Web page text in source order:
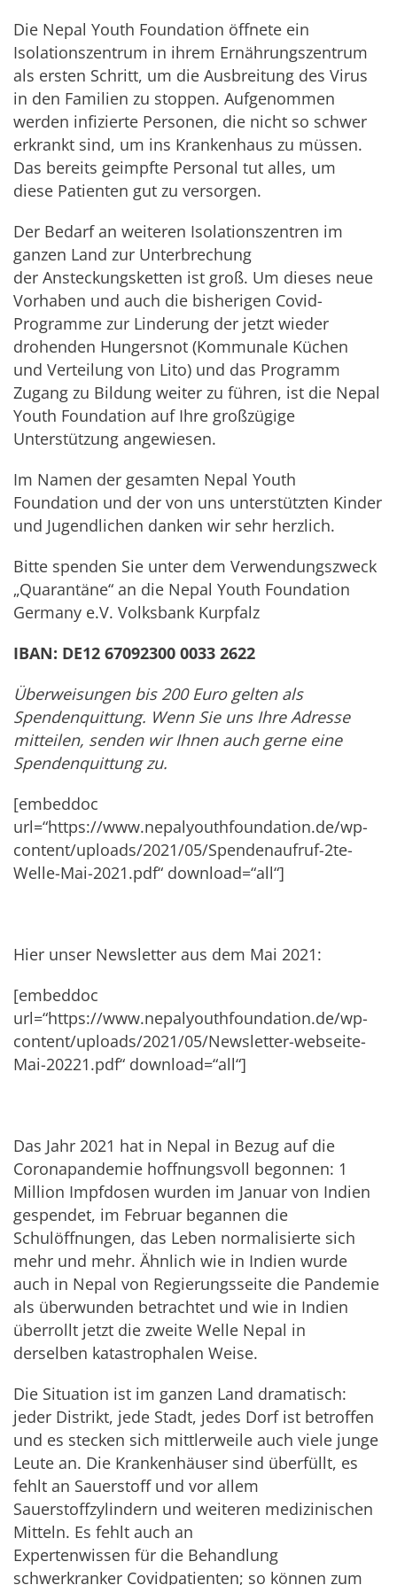
Die Nepal Youth Foundation öffnete ein
Isolationszentrum in ihrem Ernährungszentrum
als ersten Schritt, um die Ausbreitung des Virus
in den Familien zu stoppen. Aufgenommen
werden infizierte Personen, die nicht so schwer
erkrankt sind, um ins Krankenhaus zu müssen.
Das bereits geimpfte Personal tut alles, um
diese Patienten gut zu versorgen.
Der Bedarf an weiteren Isolationszentren im
ganzen Land zur Unterbrechung
der Ansteckungsketten ist groß. Um dieses neue
Vorhaben und auch die bisherigen Covid-
Programme zur Linderung der jetzt wieder
drohenden Hungersnot (Kommunale Küchen
und Verteilung von Lito) und das Programm
Zugang zu Bildung weiter zu führen, ist die Nepal
Youth Foundation auf Ihre großzügige
Unterstützung angewiesen.
Im Namen der gesamten Nepal Youth
Foundation und der von uns unterstützten Kinder
und Jugendlichen danken wir sehr herzlich.
Bitte spenden Sie unter dem Verwendungszweck
„Quarantäne“ an die Nepal Youth Foundation
Germany e.V. Volksbank Kurpfalz
IBAN: DE12 67092300 0033 2622
Überweisungen bis 200 Euro gelten als
Spendenquittung. Wenn Sie uns Ihre Adresse
mitteilen, senden wir Ihnen auch gerne eine
Spendenquittung zu.
[embeddoc
url=“https://www.nepalyouthfoundation.de/wp-
content/uploads/2021/05/Spendenaufruf-2te-
Welle-Mai-2021.pdf“ download=“all“]
Hier unser Newsletter aus dem Mai 2021:
[embeddoc
url=“https://www.nepalyouthfoundation.de/wp-
content/uploads/2021/05/Newsletter-webseite-
Mai-20221.pdf“ download=“all“]
Das Jahr 2021 hat in Nepal in Bezug auf die
Coronapandemie hoffnungsvoll begonnen: 1
Million Impfdosen wurden im Januar von Indien
gespendet, im Februar begannen die
Schulöffnungen, das Leben normalisierte sich
mehr und mehr. Ähnlich wie in Indien wurde
auch in Nepal von Regierungsseite die Pandemie
als überwunden betrachtet und wie in Indien
überrollt jetzt die zweite Welle Nepal in
derselben katastrophalen Weise.
Die Situation ist im ganzen Land dramatisch:
jeder Distrikt, jede Stadt, jedes Dorf ist betroffen
und es stecken sich mittlerweile auch viele junge
Leute an. Die Krankenhäuser sind überfüllt, es
fehlt an Sauerstoff und vor allem
Sauerstoffzylindern und weiteren medizinischen
Mitteln. Es fehlt auch an
Expertenwissen für die Behandlung
schwerkranker Covidpatienten; so können zum